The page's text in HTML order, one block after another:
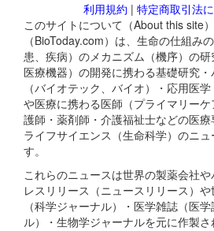
利用規約 | 特定商取引法
このサイトについて（About this site
（BioToday.com）は、生命の仕組み
患、疾病）のメカニズム（機序）の研
医療機器）の開発に携わる基礎研究
（バイオテック、バイオ）・応用医
や医療に携わる医師（プライマリー
護師・薬剤師・介護福祉士などの医
ライフサイエンス（生命科学）のニ
す。
これらのニュースは世界の製薬会社
レスリリース（ニュースリリース）
（科学ジャーナル）・医学雑誌（医
ル）・生物学ジャーナルを元に作製さ